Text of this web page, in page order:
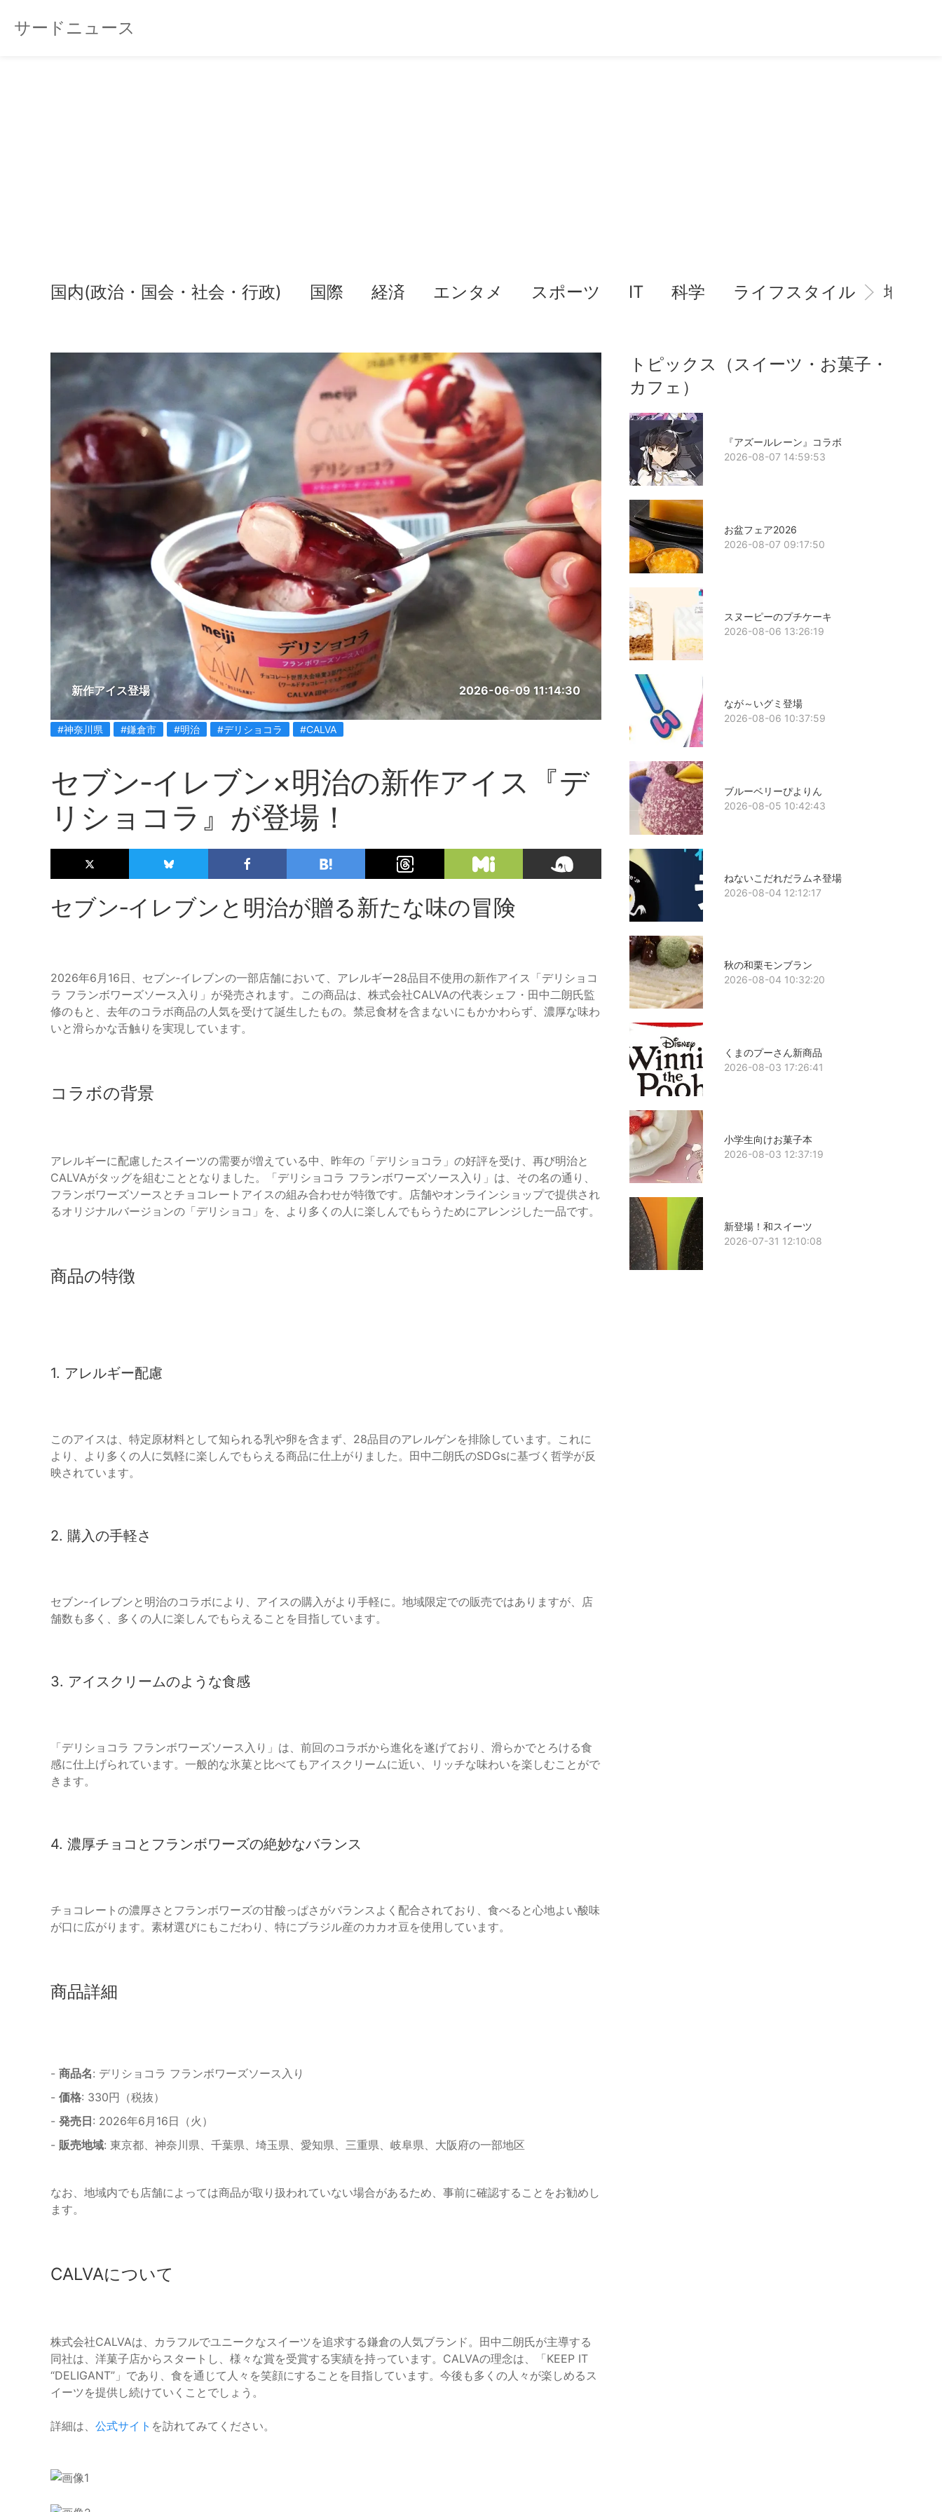
サードニュース
国内(政治・国会・社会・行政) 国際 経済 エンタメ スポーツ IT 科学 ライフスタイル 地域情
新作アイス登場 2026-06-09 11:14:30
#神奈川県 #鎌倉市 #明治 #デリショコラ #CALVA
セブン‐イレブン×明治の新作アイス『デ
リショコラ』が登場！
セブン‐イレブンと明治が贈る新たな味の冒険
2026年6月16日、セブン‐イレブンの一部店舗において、アレルギー28品目不使用の新作アイス「デリショコ
ラ フランボワーズソース入り」が発売されます。この商品は、株式会社CALVAの代表シェフ・田中二朗氏監
修のもと、去年のコラボ商品の人気を受けて誕生したもの。禁忌食材を含まないにもかかわらず、濃厚な味わ
いと滑らかな舌触りを実現しています。
コラボの背景
アレルギーに配慮したスイーツの需要が増えている中、昨年の「デリショコラ」の好評を受け、再び明治と
CALVAがタッグを組むこととなりました。「デリショコラ フランボワーズソース入り」は、その名の通り、
フランボワーズソースとチョコレートアイスの組み合わせが特徴です。店舗やオンラインショップで提供され
るオリジナルバージョンの「デリショコ」を、より多くの人に楽しんでもらうためにアレンジした一品です。
商品の特徴
1. アレルギー配慮
このアイスは、特定原材料として知られる乳や卵を含まず、28品目のアレルゲンを排除しています。これに
より、より多くの人に気軽に楽しんでもらえる商品に仕上がりました。田中二朗氏のSDGsに基づく哲学が反
映されています。
2. 購入の手軽さ
セブン‐イレブンと明治のコラボにより、アイスの購入がより手軽に。地域限定での販売ではありますが、店
舗数も多く、多くの人に楽しんでもらえることを目指しています。
3. アイスクリームのような食感
「デリショコラ フランボワーズソース入り」は、前回のコラボから進化を遂げており、滑らかでとろける食
感に仕上げられています。一般的な氷菓と比べてもアイスクリームに近い、リッチな味わいを楽しむことがで
きます。
4. 濃厚チョコとフランボワーズの絶妙なバランス
チョコレートの濃厚さとフランボワーズの甘酸っぱさがバランスよく配合されており、食べると心地よい酸味
が口に広がります。素材選びにもこだわり、特にブラジル産のカカオ豆を使用しています。
商品詳細
- 商品名: デリショコラ フランボワーズソース入り
- 価格: 330円（税抜）
- 発売日 : 2026年6月16日（火）
- 販売地域: 東京都、神奈川県、千葉県、埼玉県、愛知県、三重県、岐阜県、大阪府の一部地区
なお、地域内でも店舗によっては商品が取り扱われていない場合があるため、事前に確認することをお勧めし
ます。
CALVAについて
株式会社CALVAは、カラフルでユニークなスイーツを追求する鎌倉の人気ブランド。田中二朗氏が主導する
同社は、洋菓子店からスタートし、様々な賞を受賞する実績を持っています。CALVAの理念は、「KEEP IT
“DELIGANT”」であり、食を通じて人々を笑顔にすることを目指しています。今後も多くの人々が楽しめるス
イーツを提供し続けていくことでしょう。
詳細は、 公式サイト を訪れてみてください。
トピックス（スイーツ・お菓子・
カフェ）
『アズールレーン』コラボ
2026-08-07 14:59:53
お盆フェア2026
2026-08-07 09:17:50
スヌーピーのプチケーキ
2026-08-06 13:26:19
なが～いグミ登場
2026-08-06 10:37:59
ブルーベリーぴよりん
2026-08-05 10:42:43
ねないこだれだラムネ登場
2026-08-04 12:12:17
秋の和栗モンブラン
2026-08-04 10:32:20
くまのプーさん新商品
2026-08-03 17:26:41
小学生向けお菓子本
2026-08-03 12:37:19
新登場！和スイーツ
2026-07-31 12:10:08